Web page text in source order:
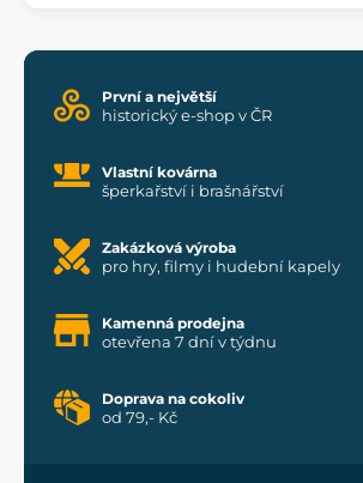
První a největší
historický e-shop v ČR
Vlastní kovárna
šperkařství i brašnářství
Zakázková výroba
pro hry, filmy i hudební kapely
Kamenná prodejna
otevřena 7 dní v týdnu
Doprava na cokoliv
od 79,- Kč